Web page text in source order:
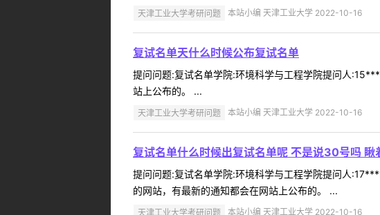
天津工业大学考研问题 本站小编 天津工业大学 2022-10-16
复试名单天什么时候公布复试名单
提问问题:复试名单学院:环境科学与工程学院提问人
站上公布的。 ...
天津工业大学考研问题 本站小编 天津工业大学 2022-10-16
复试名单什么时候出复试名单呢 不是说30号吗
提问问题:复试名单学院:环境科学与工程学院提问人
的网站，有最新的通知都会在网站上公布的。 ...
天津工业大学考研问题 本站小编 天津工业大学 2022-10-16